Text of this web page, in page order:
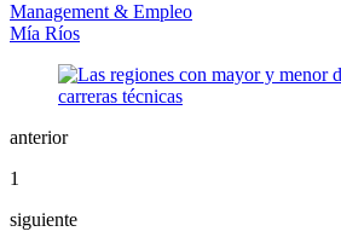
Management & Empleo
Mía Ríos
anterior
1
siguiente